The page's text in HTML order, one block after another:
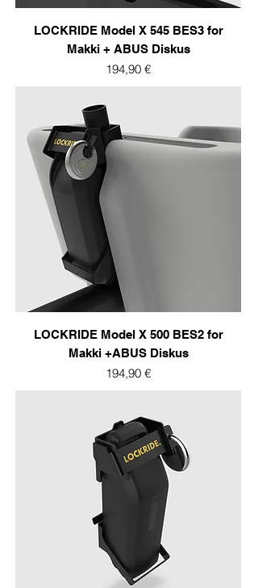
LOCKRIDE Model X 545 BES3 for
Makki + ABUS Diskus
Prix
194,90 €
LOCKRIDE Model X 500 BES2 for
Makki +ABUS Diskus
Prix
194,90 €